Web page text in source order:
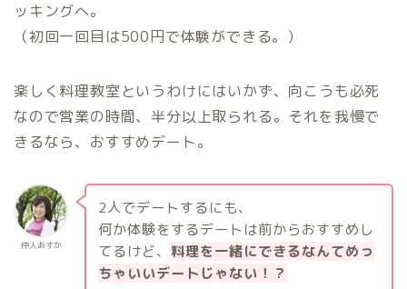
ッキングへ。
（初回一回目は500円で体験ができる。）
楽しく料理教室というわけにはいかず、向こうも必死
なので営業の時間、半分以上取られる。それを我慢で
きるなら、おすすめデート。
仲人あすか
2人でデートするにも、
何か体験をするデートは前からおすすめし
てるけど、 料理を一緒にできるなんてめっ
ちゃいいデートじゃない！？